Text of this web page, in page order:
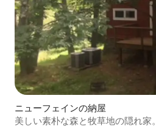
ニューフェインの納屋
美しい素朴な森と牧草地の隠れ家。